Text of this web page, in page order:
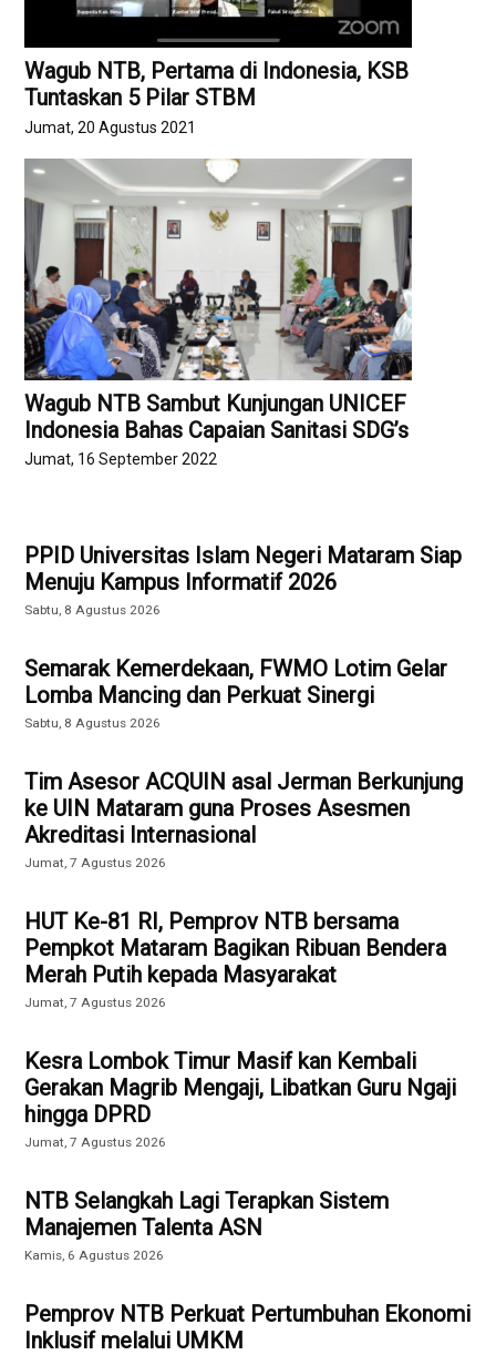
Wagub NTB, Pertama di Indonesia, KSB
Tuntaskan 5 Pilar STBM
Jumat, 20 Agustus 2021
Wagub NTB Sambut Kunjungan UNICEF
Indonesia Bahas Capaian Sanitasi SDG’s
Jumat, 16 September 2022
PPID Universitas Islam Negeri Mataram Siap
Menuju Kampus Informatif 2026
Sabtu, 8 Agustus 2026
Semarak Kemerdekaan, FWMO Lotim Gelar
Lomba Mancing dan Perkuat Sinergi
Sabtu, 8 Agustus 2026
Tim Asesor ACQUIN asal Jerman Berkunjung
ke UIN Mataram guna Proses Asesmen
Akreditasi Internasional
Jumat, 7 Agustus 2026
HUT Ke-81 RI, Pemprov NTB bersama
Pempkot Mataram Bagikan Ribuan Bendera
Merah Putih kepada Masyarakat
Jumat, 7 Agustus 2026
Kesra Lombok Timur Masif kan Kembali
Gerakan Magrib Mengaji, Libatkan Guru Ngaji
hingga DPRD
Jumat, 7 Agustus 2026
NTB Selangkah Lagi Terapkan Sistem
Manajemen Talenta ASN
Kamis, 6 Agustus 2026
Pemprov NTB Perkuat Pertumbuhan Ekonomi
Inklusif melalui UMKM